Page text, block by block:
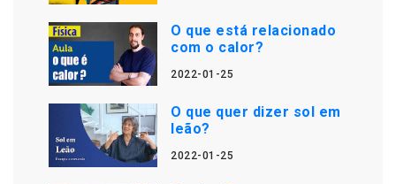
O que está relacionado
com o calor?
2022-01-25
O que quer dizer sol em
leão?
2022-01-25